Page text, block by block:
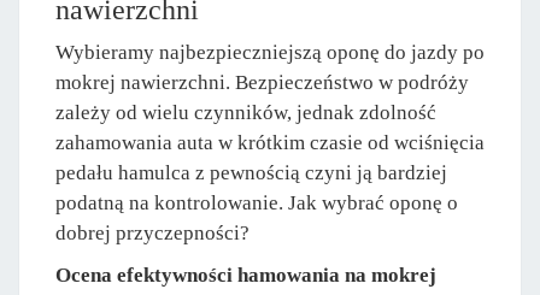
nawierzchni
Wybieramy najbezpieczniejszą oponę do jazdy po
mokrej nawierzchni. Bezpieczeństwo w podróży
zależy od wielu czynników, jednak zdolność
zahamowania auta w krótkim czasie od wciśnięcia
pedału hamulca z pewnością czyni ją bardziej
podatną na kontrolowanie. Jak wybrać oponę o
dobrej przyczepności?
Ocena efektywności hamowania na mokrej